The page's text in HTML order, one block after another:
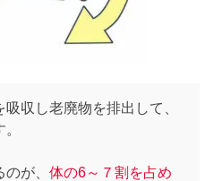
収し老廃物を排出して、
が、 体の6～７割を占め